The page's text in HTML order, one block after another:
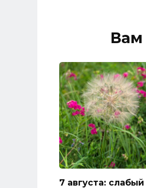
Вам
7 августа: